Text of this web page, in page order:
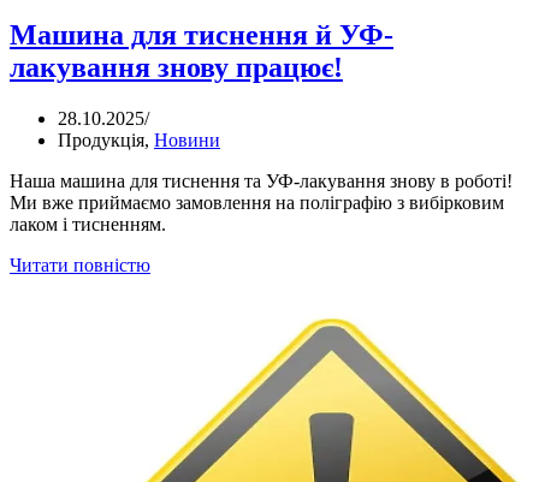
Машина для тиснення й УФ-
лакування знову працює!
28.10.2025/
Продукція, Новини
Наша машина для тиснення та УФ-лакування знову в роботі!
Ми вже приймаємо замовлення на поліграфію з вибірковим
лаком і тисненням.
Читати повністю